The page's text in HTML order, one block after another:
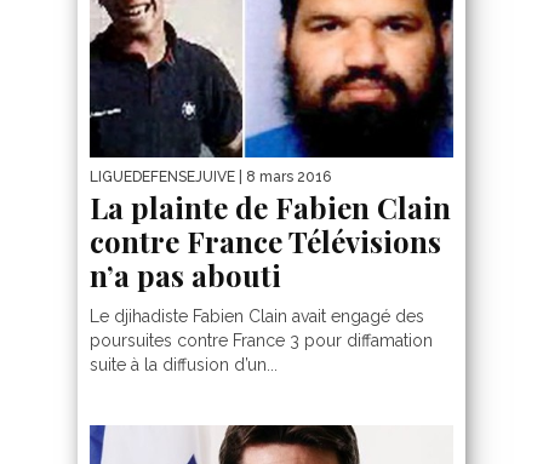
LIGUEDEFENSEJUIVE | 8 mars 2016
La plainte de Fabien Clain
contre France Télévisions
n’a pas abouti
Le djihadiste Fabien Clain avait engagé des
poursuites contre France 3 pour diffamation
suite à la diffusion d’un...